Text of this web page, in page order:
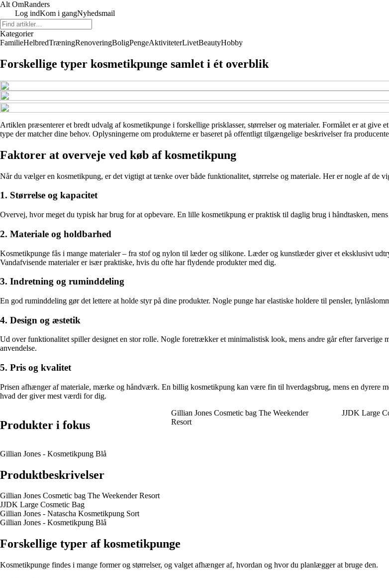
Alt OmRanders
Log indKom i gangNyhedsmail
Kategorier
FamilieHelbredTræningRenoveringBoligPengeAktiviteterLivetBeautyHobby
Forskellige typer kosmetikpunge samlet i ét overblik
Artiklen præsenterer et bredt udvalg af kosmetikpunge i forskellige prisklasser, størrelser og materialer. Formålet er at
type der matcher dine behov. Oplysningerne om produkterne er baseret på offentligt tilgængelige beskrivelser fra
Faktorer at overveje ved køb af kosmetikpung
Når du vælger en kosmetikpung, er det vigtigt at tænke over både funktionalitet, størrelse og materiale. Her er nogle af de
1. Størrelse og kapacitet
Overvej, hvor meget du typisk har brug for at opbevare. En lille kosmetikpung er praktisk til daglig brug i håndtasken,
2. Materiale og holdbarhed
Kosmetikpunge fås i mange materialer – fra stof og nylon til læder og silikone. Læder og kunstlæder giver et eksklusivt
Vandafvisende materialer er især praktiske, hvis du ofte har flydende produkter med dig.
3. Indretning og ruminddeling
En god ruminddeling gør det lettere at holde styr på dine produkter. Nogle punge har elastiske holdere til pensler,
4. Design og æstetik
Ud over funktionalitet spiller designet en stor rolle. Nogle foretrækker et minimalistisk look, mens andre går efter farverige
anvendelse.
5. Pris og kvalitet
Prisen afhænger af materiale, mærke og håndværk. En billig kosmetikpung kan være fin til hverdagsbrug, mens en dyrere
hvad der giver mest værdi for dig.
Produkter i fokus
Gillian Jones Cosmetic bag The Weekender
Resort
JJDK Large
Gillian Jones - Kosmetikpung Blå
Produktbeskrivelser
Gillian Jones Cosmetic bag The Weekender Resort
JJDK Large Cosmetic Bag
Gillian Jones - Natascha Kosmetikpung Sort
Gillian Jones - Kosmetikpung Blå
Forskellige typer af kosmetikpunge
Kosmetikpunge findes i mange former og størrelser, og valget afhænger af, hvordan og hvor du planlægger at bruge den.